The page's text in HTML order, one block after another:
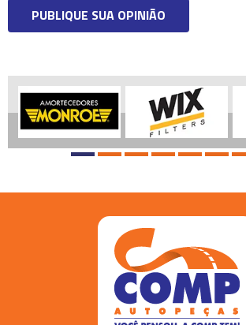
PUBLIQUE SUA OPINIÃO